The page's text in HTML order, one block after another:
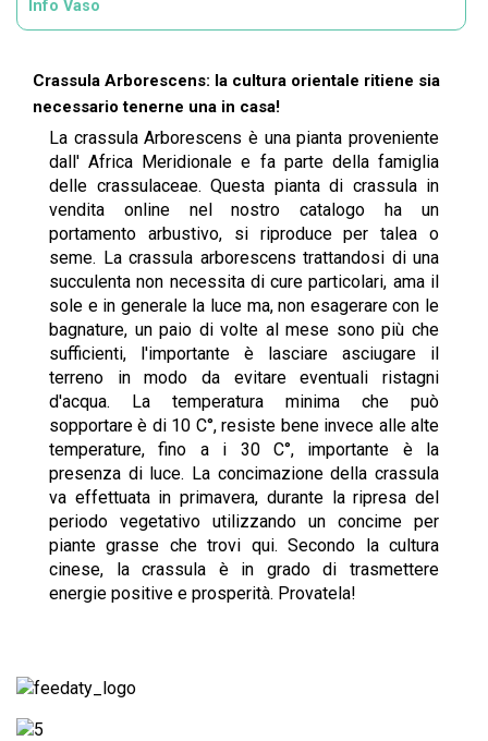
Info Vaso
Crassula Arborescens: la cultura orientale ritiene sia
necessario tenerne una in casa!
La crassula Arborescens è una pianta proveniente
dall' Africa Meridionale e fa parte della famiglia
delle crassulaceae. Questa pianta di crassula in
vendita online nel nostro catalogo ha un
portamento arbustivo, si riproduce per talea o
seme. La crassula arborescens trattandosi di una
succulenta non necessita di cure particolari, ama il
sole e in generale la luce ma, non esagerare con le
bagnature, un paio di volte al mese sono più che
sufficienti, l'importante è lasciare asciugare il
terreno in modo da evitare eventuali ristagni
d'acqua. La temperatura minima che può
sopportare è di 10 C°, resiste bene invece alle alte
temperature, fino a i 30 C°, importante è la
presenza di luce. La concimazione della crassula
va effettuata in primavera, durante la ripresa del
periodo vegetativo utilizzando un concime per
piante grasse che trovi qui. Secondo la cultura
cinese, la crassula è in grado di trasmettere
energie positive e prosperità. Provatela!